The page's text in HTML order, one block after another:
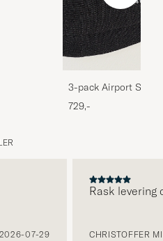
3-pack Airport
Melange
729,-
2026-07-29
Rask levering
CHRISTOFFER